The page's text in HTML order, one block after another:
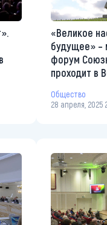
«Великое
будущее» –
форум
проходит в
Общество
28 апреля, 2025